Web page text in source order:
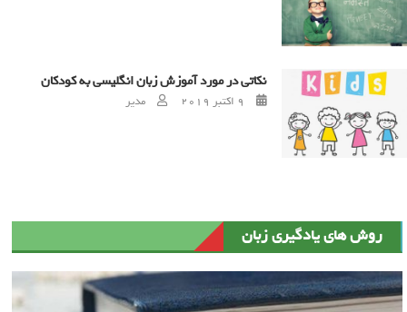
نکاتی در مورد آموزش زبان انگلیسی به کودکان
Posted on
9 اکتبر 2019 Author
مدیر
روش های یادگیری زبان